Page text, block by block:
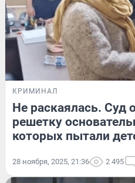
КРИМИНАЛ
Не раскаялась. Суд
решетку
которых пытали
28 ноября, 2025, 21:36 2 495